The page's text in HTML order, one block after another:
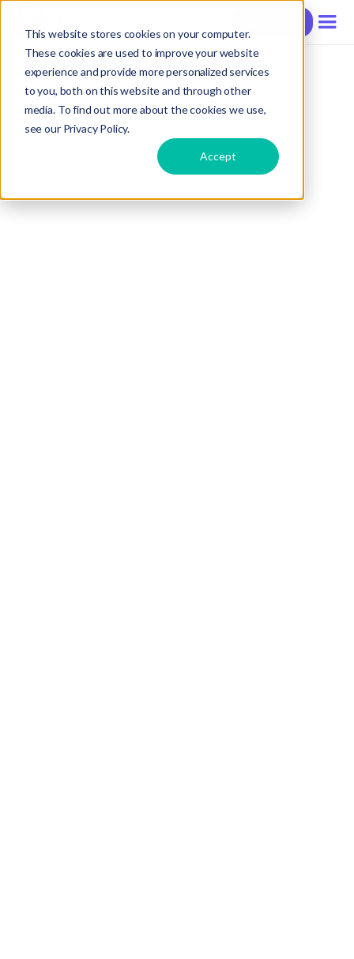
This website stores cookies on your computer.
These cookies are used to improve your website
experience and provide more personalized services
to you, both on this website and through other
media. To find out more about the cookies we use,
see our Privacy Policy.
Accept